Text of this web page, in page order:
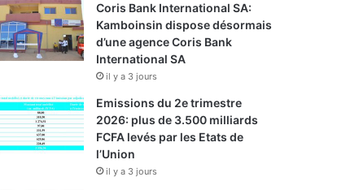
Coris Bank International SA:
Kamboinsin dispose désormais
d’une agence Coris Bank
International SA
il y a 3 jours
Emissions du 2e trimestre
2026: plus de 3.500 milliards
FCFA levés par les Etats de
l’Union
il y a 3 jours